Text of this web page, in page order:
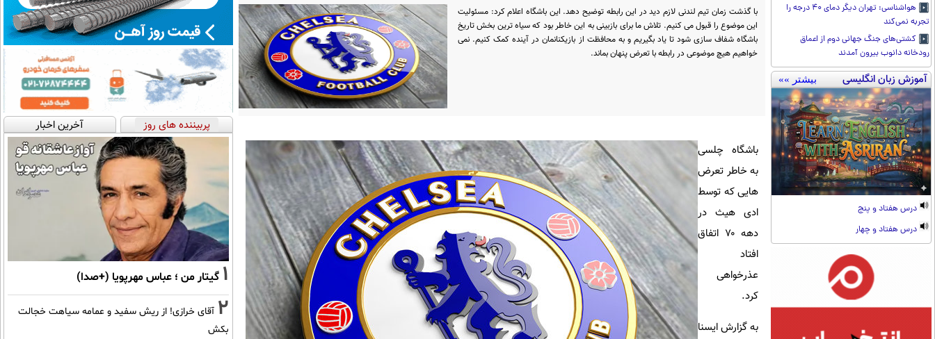
هواشناسی: تهران دیگر دمای ۴۰ درجه را
تجربه نمی‌کند
کشتی‌های جنگ جهانی دوم از اعماق
رودخانه دانوب بیرون آمدند
آموزش زبان انگلیسی بیشتر »»
درس هفتاد و پنج
درس هفتاد و چهار
با گذشت زمان تیم لندنی لازم دید در این رابطه توضیح دهد. این باشگاه اعلام کرد: مسئولیت
این موضوع را قبول می کنیم. تلاش ما برای بازبینی به این خاطر بود که سیاه ترین بخش تاریخ
باشگاه شفاف سازی شود تا یاد بگیریم و به محافظت از بازیکنانمان در آینده کمک کنیم. نمی
خواهیم هیچ موضوعی در رابطه با تعرض پنهان بماند.
باشگاه چلسی
به خاطر تعرض
هایی که توسط
ادی هیث در
دهه ۷۰ اتفاق
افتاد
عذرخواهی
کرد.
به گزارش ایسنا
پربیننده های روز آخرین اخبار
1 گیتار من ؛ عباس مهرپویا (+صدا)
2 آقای خرازی! از ریش سفید و عمامه سیاهت خجالت
بکش